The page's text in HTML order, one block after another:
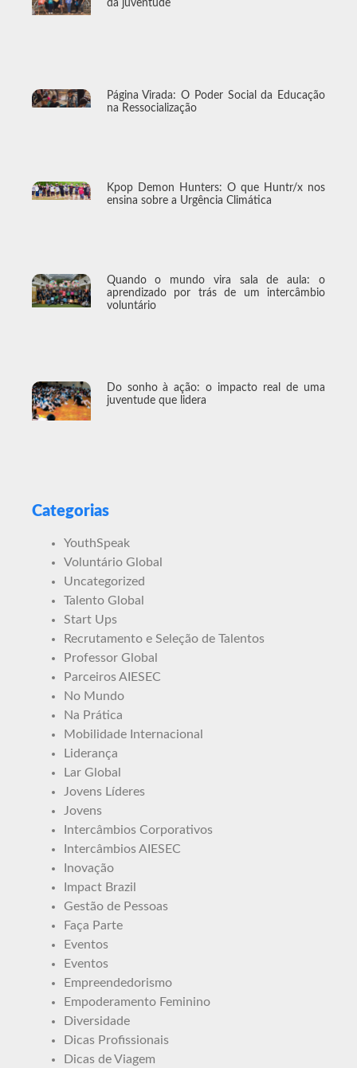
da juventude
Página Virada: O Poder Social da Educação
na Ressocialização
Kpop Demon Hunters: O que Huntr/x nos
ensina sobre a Urgência Climática
Quando o mundo vira sala de aula: o
aprendizado por trás de um intercâmbio
voluntário
Do sonho à ação: o impacto real de uma
juventude que lidera
Categorias
YouthSpeak
Voluntário Global
Uncategorized
Talento Global
Start Ups
Recrutamento e Seleção de Talentos
Professor Global
Parceiros AIESEC
No Mundo
Na Prática
Mobilidade Internacional
Liderança
Lar Global
Jovens Líderes
Jovens
Intercâmbios Corporativos
Intercâmbios AIESEC
Inovação
Impact Brazil
Gestão de Pessoas
Faça Parte
Eventos
Eventos
Empreendedorismo
Empoderamento Feminino
Diversidade
Dicas Profissionais
Dicas de Viagem